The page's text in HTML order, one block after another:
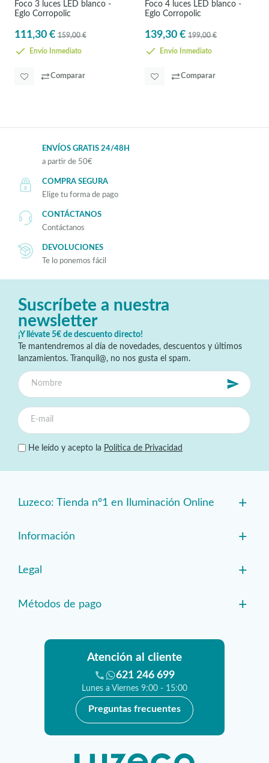
Foco 3 luces LED blanco -
Eglo Corropolic
111,30 € 159,00 €
Envío Inmediato
Comparar
Foco 4 luces LED blanco -
Eglo Corropolic
139,30 € 199,00 €
Envío Inmediato
Comparar
ENVÍOS GRATIS 24/48H
a partir de 50€
COMPRA SEGURA
Elige tu forma de pago
CONTÁCTANOS
Contáctanos
DEVOLUCIONES
Te lo ponemos fácil
Suscríbete a nuestra
newsletter
¡Y llévate 5€ de descuento directo!
Te mantendremos al día de novedades, descuentos y últimos
lanzamientos. Tranquil@, no nos gusta el spam.
He leído y acepto la Política de Privacidad
Luzeco: Tienda nº1 en Iluminación Online +
Información +
Legal +
Métodos de pago +
Atención al cliente
621 246 699
Lunes a Viernes 9:00 - 15:00
Preguntas frecuentes